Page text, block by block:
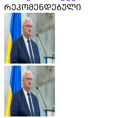
ᲠᲔᲙᲝᲛᲔᲜᲓᲔᲑᲣᲚᲘ